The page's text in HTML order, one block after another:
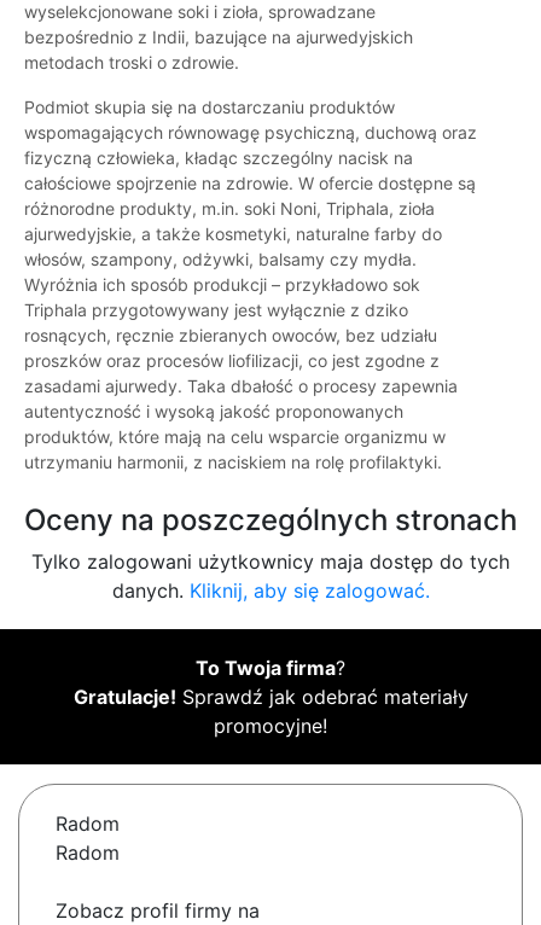
wyselekcjonowane soki i zioła, sprowadzane
bezpośrednio z Indii, bazujące na ajurwedyjskich
metodach troski o zdrowie.
Podmiot skupia się na dostarczaniu produktów
wspomagających równowagę psychiczną, duchową oraz
fizyczną człowieka, kładąc szczególny nacisk na
całościowe spojrzenie na zdrowie. W ofercie dostępne są
różnorodne produkty, m.in. soki Noni, Triphala, zioła
ajurwedyjskie, a także kosmetyki, naturalne farby do
włosów, szampony, odżywki, balsamy czy mydła.
Wyróżnia ich sposób produkcji – przykładowo sok
Triphala przygotowywany jest wyłącznie z dziko
rosnących, ręcznie zbieranych owoców, bez udziału
proszków oraz procesów liofilizacji, co jest zgodne z
zasadami ajurwedy. Taka dbałość o procesy zapewnia
autentyczność i wysoką jakość proponowanych
produktów, które mają na celu wsparcie organizmu w
utrzymaniu harmonii, z naciskiem na rolę profilaktyki.
Oceny na poszczególnych stronach
Tylko zalogowani użytkownicy maja dostęp do tych
danych. Kliknij, aby się zalogować.
To Twoja firma?
Gratulacje! Sprawdź jak odebrać materiały
promocyjne!
Radom
Radom
Zobacz profil firmy na